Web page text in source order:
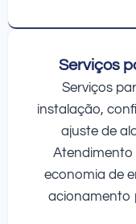
Serviços
Serviços
instalação,
ajuste de
economia de
acionamento